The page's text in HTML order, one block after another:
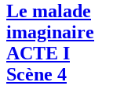
Le malade
imaginaire
ACTE I
Scène 4